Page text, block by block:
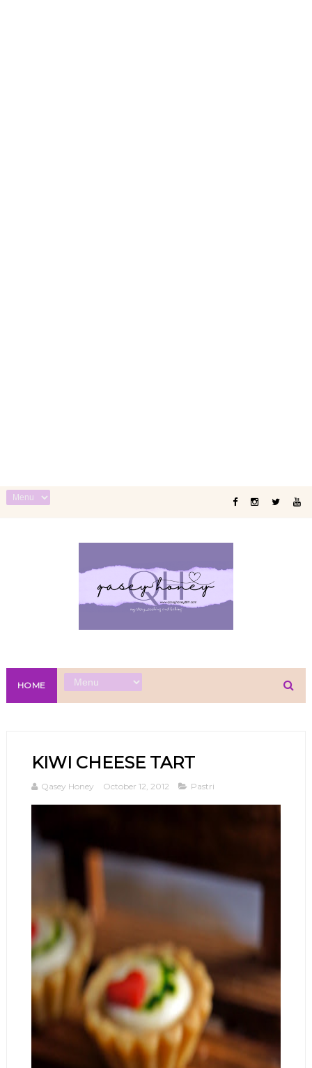
HOME
KIWI CHEESE TART
Qasey Honey October 12, 2012 Pastri